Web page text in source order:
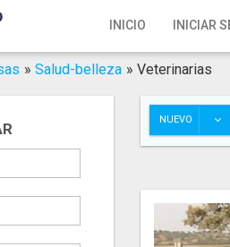
INICIO INICIAR
» Salud-belleza » Veterinarias
NUEVO